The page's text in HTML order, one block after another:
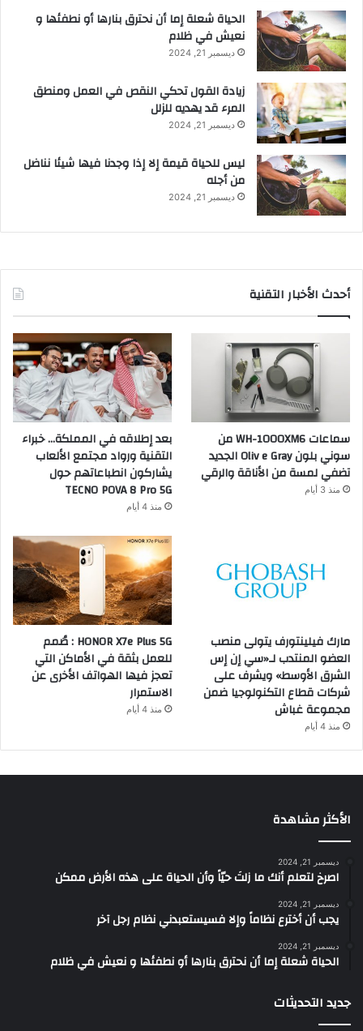
الحياة شعلة إما أن نحترق بنارها أو نطفئها و
نعيش في ظلام
ديسمبر 21, 2024
زيادة القول تحكي النقص في العمل ومنطق
المرء قد يهديه للزلل
ديسمبر 21, 2024
ليس للحياة قيمة إلا إذا وجدنا فيها شيئا نناضل
من أجله
ديسمبر 21, 2024
أحدث الأخبار التقنية
سماعات WH-1000XM6 من
سوني بلون Oliv e Gray الجديد
تضفي لمسة من الأناقة والرقي
منذ 3 أيام
بعد إطلاقه في المملكة… خبراء
التقنية ورواد مجتمع الألعاب
يشاركون انطباعاتهم حول
TECNO POVA 8 Pro 5G
منذ 4 أيام
مارك فيلينتورف يتولى منصب
العضو المنتدب لـ«سي إن إس
الشرق الأوسط» ويشرف على
شركات قطاع التكنولوجيا ضمن
مجموعة غباش
منذ 4 أيام
HONOR X7e Plus 5G : صُمم
للعمل بثقة في الأماكن التي
تعجز فيها الهواتف الأخرى عن
الاستمرار
منذ 4 أيام
الأكثر مشاهدة
ديسمبر 21, 2024
‫اصرخ لتعلم أنك ما زلتَ حيّاً وأن الحياة على هذه الأرض ممكن
ديسمبر 21, 2024
يجب أن أخترع نظاماً وإلا فسيستعبدني نظام رجل آخر
ديسمبر 21, 2024
الحياة شعلة إما أن نحترق بنارها أو نطفئها و نعيش في ظلام
جديد التحديثات